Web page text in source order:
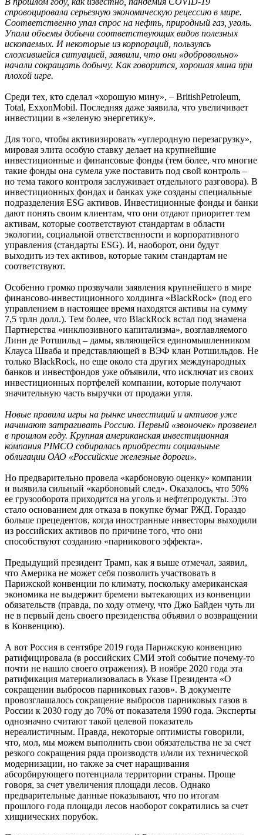
спровоцировала серьезную экономическую рецессию в мире.
Соответственно упал спрос на нефть, природный газ, уголь.
Упали объемы добычи соответствующих видов полезных
ископаемых. И некоторые из корпораций, пользуясь
сложившейся ситуацией, заявили, что они «добровольно»
начали сокращать добычу. Как говорится, хорошая мина при
плохой игре.
Среди тех, кто сделал «хорошую мину», – BritishPetroleum,
Total, ExxonMobil. Последняя даже заявила, что увеличивает
инвестиции в «зеленую энергетику».
Для того, чтобы активизировать «углеродную перезагрузку»,
мировая элита особую ставку делает на крупнейшие
инвестиционные и финансовые фонды (тем более, что многие
такие фонды она сумела уже поставить под свой контроль –
но тема такого контроля заслуживает отдельного разговора). В
инвестиционных фондах и банках уже созданы специальные
подразделения ESG активов. Инвестиционные фонды и банки
дают понять своим клиентам, что они отдают приоритет тем
активам, которые соответствуют стандартам в области
экологии, социальной ответственности и корпоративного
управления (стандарты ESG). И, наоборот, они будут
выходить из тех активов, которые таким стандартам не
соответствуют.
Особенно громко прозвучали заявления крупнейшего в мире
финансово-инвестиционного холдинга «BlackRock» (под его
управлением в настоящее время находятся активы на сумму
7,5 трлн долл.). Тем более, что BlackRock встал под знамена
Партнерства «инклюзивного капитализма», возглавляемого
Линн де Ротшильд – дамы, являющейся единомышленником
Клауса Шваба и представляющей в ВЭФ клан Ротшильдов. Не
только BlackRock, но еще около ста других международных
банков и инвестфондов уже объявили, что исключат из своих
инвестиционных портфелей компании, которые получают
значительную часть выручки от продажи угля.
Новые правила игры на рынке инвестиций и активов уже
начинают затрагивать Россию. Первый «звоночек» прозвенел
в прошлом году. Крупная американская инвестиционная
компания PIMCO собиралась приобрести социальные
облигации ОАО «Российские железные дороги».
Но предварительно провела «карбоновую оценку» компании
и выявила сильный «карбоновый след». Оказалось, что 50%
ее грузооборота приходится на уголь и нефтепродукты. Это
стало основанием для отказа в покупке бумаг РЖД. Гораздо
больше прецедентов, когда иностранные инвесторы выходили
из российских активов по причине того, что они
способствуют созданию «парникового эффекта».
Предыдущий президент Трамп, как я выше отмечал, заявил,
что Америка не может себя позволить участвовать в
Парижской конвенции по климату, поскольку американская
экономика не выдержит бремени вытекающих из конвенции
обязательств (правда, по ходу отмечу, что Джо Байден чуть ли
не в первый день своего президенства объявил о возвращении
в Конвенцию).
А вот Россия в сентябре 2019 года Парижскую конвенцию
ратифицировала (в российских СМИ этой событие почему-то
почти не нашло своего отражения). В ноябре 2020 года эта
ратификация материализовалась в Указе Президента «О
сокращении выбросов парниковых газов». В документе
провозглашалось сокращение выбросов парниковых газов в
России к 2030 году до 70% от показателя 1990 года. Эксперты
однозначно считают такой целевой показатель
нереалистичным. Правда, некоторые оптимисты говорили,
что, мол, мы можем выполнить свои обязательства не за счет
резкого сокращения ряда производств и/или их технической
модернизации, но также за счет наращивания
абсорбирующего потенциала территории страны. Проще
говоря, за счет увеличения площади лесов. Однако
предварительные данные показывают, что по итогам
прошлого года площади лесов наоборот сократились за счет
хищнических порубок.